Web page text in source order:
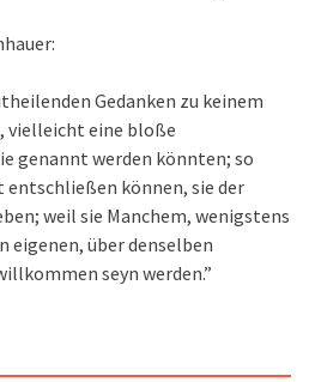
Gedanken zu keinem
vielleicht eine bloße
genannt werden könnten; so
entschließen können, sie der
weil sie Manchem, wenigstens
eigenen, über denselben
seyn werden.”